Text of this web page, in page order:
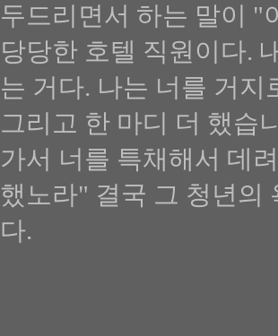
두드리면서 하는 말이 "
당당한 호텔 직원이다.
는 거다. 나는 너를 거
그리고 한 마디 더 했습
가서 너를 특채해서 데
했노라" 결국 그 청년의
다.